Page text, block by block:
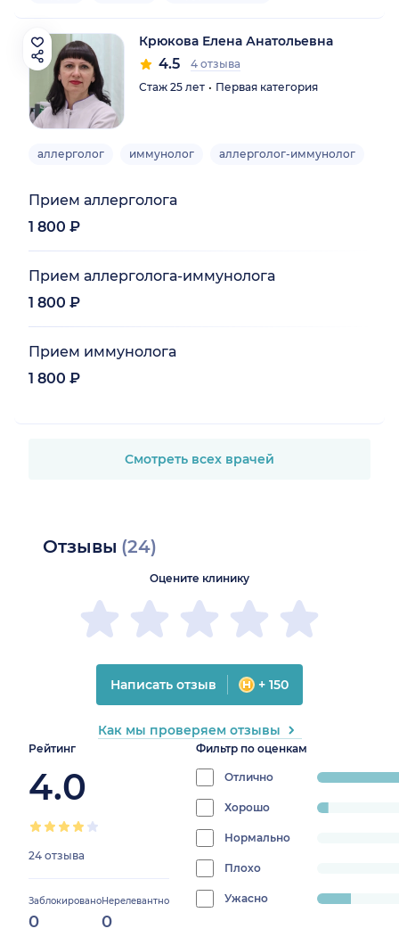
Крюкова Елена Анатольевна
4.5
4 отзыва
Стаж 25 лет
Первая категория
аллерголог иммунолог аллерголог-иммунолог
Прием аллерголога
1 800 ₽
Прием аллерголога-иммунолога
1 800 ₽
Прием иммунолога
1 800 ₽
Смотреть всех врачей
Отзывы (24)
Рейтинг
4.0
24 отзыва
Заблокировано
0
Нерелевантно
0
Фильтр по оценкам
Отличноprogress:
Хорошо
4.166666666666666%
Нормально
0%
Плохо
Ужасно
progress:
12.5%
Оцените клинику
Написать отзыв + 150
Как мы проверяем отзывы